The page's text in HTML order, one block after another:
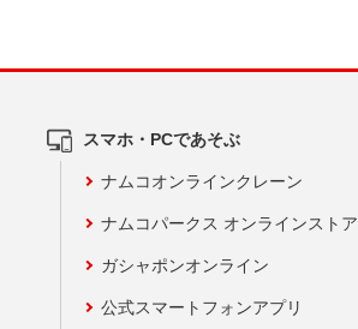
スマホ・PCであそぶ
ナムコオンラインクレーン
ナムコパークス オンラインストア
ガシャポンオンライン
公式スマートフォンアプリ